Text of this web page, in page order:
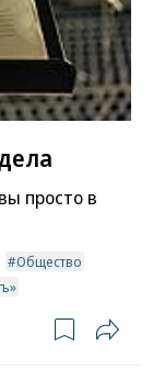
просто в
Общество